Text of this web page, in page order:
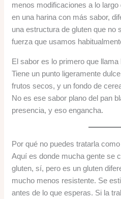
menos modificaciones a lo
en una harina con más sabor,
una estructura de gluten que no
fuerza que usamos
El sabor es lo primero que
Tiene un punto ligeramente
frutos secos, y un fondo de
No es ese sabor plano del pan
presencia, y eso engancha.
Por qué no puedes tratarla
Aquí es donde mucha gente se
gluten, sí, pero es un gluten
mucho menos resistente. Se
antes de lo que esperas. Si la